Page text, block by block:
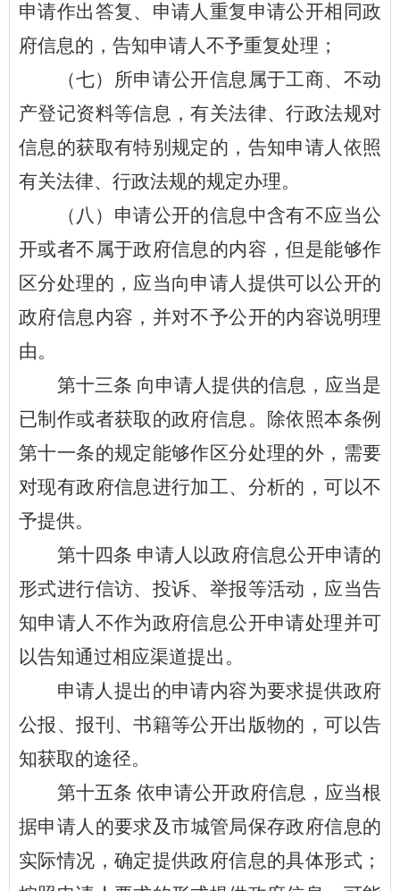
申请作出答复、申请人重复申请公开相同政
府信息的，告知申请人不予重复处理；
（七）所申请公开信息属于工商、不动
产登记资料等信息，有关法律、行政法规对
信息的获取有特别规定的，告知申请人依照
有关法律、行政法规的规定办理。
（八） 申请公开的信息中含有不应当公
开或者不属于政府信息的内容，但是能够作
区分处理的，应当向申请人提供可以公开的
政府信息内容，并对不予公开的内容说明理
由。
第十三条 向申请人提供的信息，应当是
已制作或者获取的政府信息。除依照本条例
第十一条的规定能够作区分处理的外，需要
对现有政府信息进行加工、分析的，可以不
予提供。
第十四条 申请人以政府信息公开申请的
形式进行信访、投诉、举报等活动，应当告
知申请人不作为政府信息公开申请处理并可
以告知通过相应渠道提出。
申请人提出的申请内容为要求提供政府
公报、报刊、书籍等公开出版物的，可以告
知获取的途径。
第十五条 依申请公开政府信息，应当根
据申请人的要求及市城管局保存政府信息的
实际情况，确定提供政府信息的具体形式；